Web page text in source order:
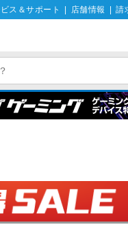
ス＆サポート 店舗情報 請